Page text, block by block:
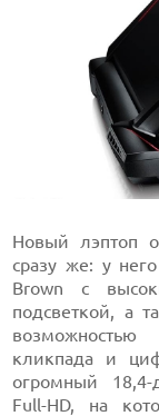
Новый лэптоп
сразу же: у
Brown с
подсветкой, а
кликпада и
огромный
Full-HD, на